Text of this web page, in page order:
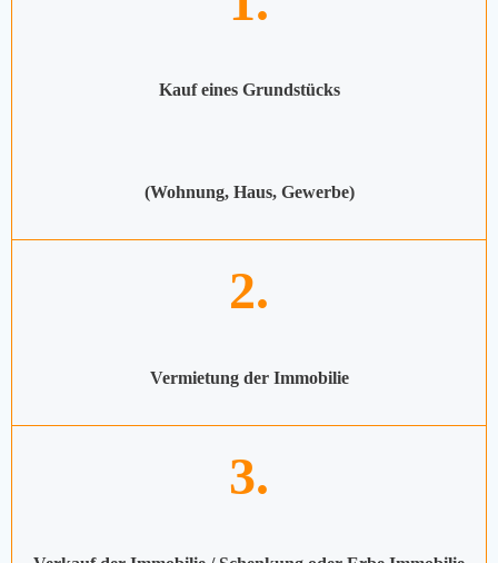
Kauf eines Grundstücks
(Wohnung, Haus, Gewerbe)
2.
Vermietung der Immobilie
3.